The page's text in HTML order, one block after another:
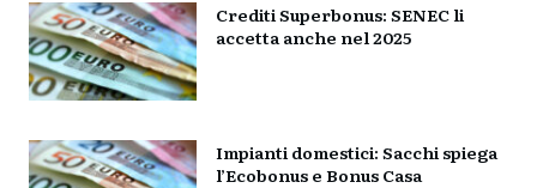
Crediti Superbonus: SENEC li
accetta anche nel 2025
Impianti domestici: Sacchi spiega
l’Ecobonus e Bonus Casa